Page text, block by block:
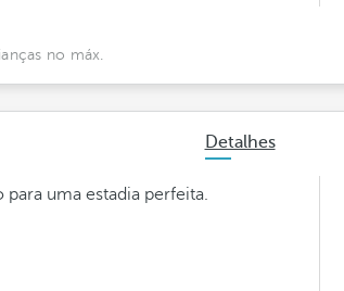
no máx.
Detalhes
uma estadia perfeita.